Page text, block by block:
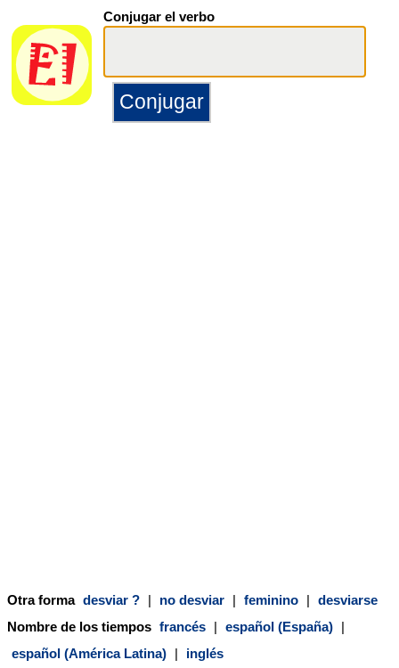
Conjugar el verbo
Otra forma desviar ? | no desviar | feminino | desviarse
Nombre de los tiempos francés | español (España) |
español (América Latina) | inglés